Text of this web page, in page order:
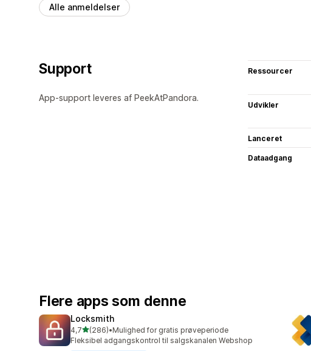
Alle anmeldelser
Support
App-support leveres af PeekAtPandora.
Ressourcer
Udvikler
Lanceret
Dataadgang
Flere apps som denne
Locksmith
4,7ud af 5 stjerner
(286)
286 anmeldelser i alt
•Mulighed for gratis prøveperiode
Fleksibel adgangskontrol til salgskanalen Webshop